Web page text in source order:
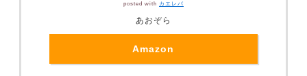
posted with カエレバ
あおぞら
Amazon